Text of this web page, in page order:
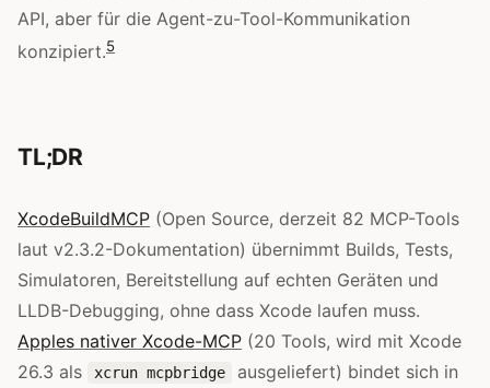
API, aber für die Agent-zu-Tool-Kommunikation
konzipiert.5
TL;DR
XcodeBuildMCP (Open Source, derzeit 82 MCP-Tools
laut v2.3.2-Dokumentation) übernimmt Builds, Tests,
Simulatoren, Bereitstellung auf echten Geräten und
LLDB-Debugging, ohne dass Xcode laufen muss.
Apples nativer Xcode-MCP (20 Tools, wird mit Xcode
26.3 als
xcrun mcpbridge
ausgeliefert) bindet sich in